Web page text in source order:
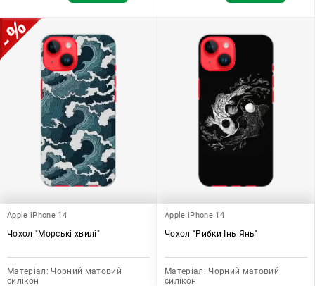
Apple iPhone 14
Чохол "Морські хвилі"
Матеріал: Чорний матовий
силікон
Apple iPhone 14
Чохол "Рибки Інь Янь"
Матеріал: Чорний матовий
силікон